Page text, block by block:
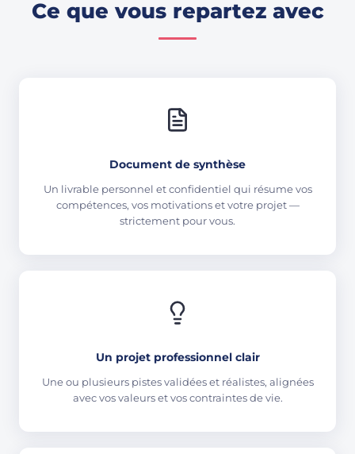
Ce que vous repartez avec
Document de synthèse
Un livrable personnel et confidentiel qui résume vos
compétences, vos motivations et votre projet —
strictement pour vous.
Un projet professionnel clair
Une ou plusieurs pistes validées et réalistes, alignées
avec vos valeurs et vos contraintes de vie.